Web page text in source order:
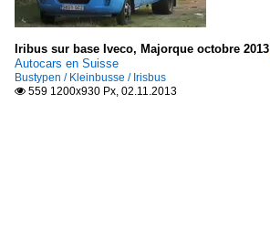
Iribus sur base Iveco, Majorque octobre 2013
Autocars en Suisse
Bustypen / Kleinbusse / Irisbus
 559 1200x930 Px, 02.11.2013